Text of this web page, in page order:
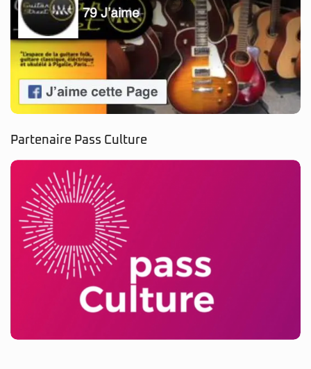
Partenaire Pass Culture